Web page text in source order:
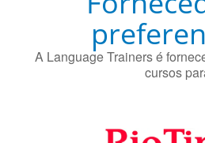
A Language Trainers é
cursos